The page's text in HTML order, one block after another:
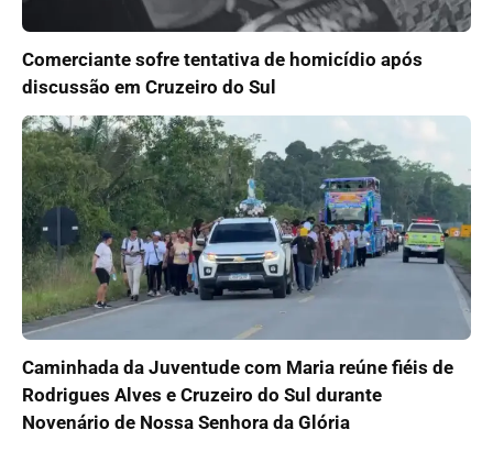
Comerciante sofre tentativa de homicídio após
discussão em Cruzeiro do Sul
Caminhada da Juventude com Maria reúne fiéis de
Rodrigues Alves e Cruzeiro do Sul durante
Novenário de Nossa Senhora da Glória